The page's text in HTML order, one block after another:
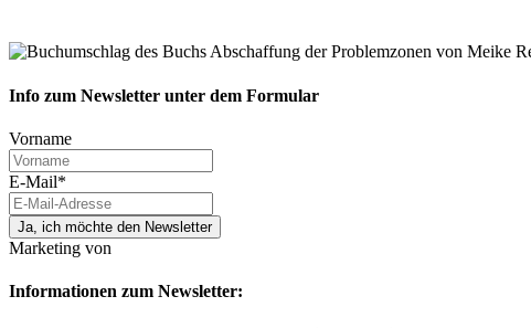
Info zum Newsletter unter dem Formular
Vorname
E-Mail*
Ja, ich möchte den Newsletter
Marketing von
Informationen zum Newsletter: